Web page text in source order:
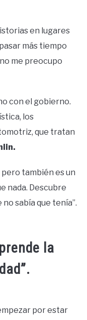
en lugares
más tiempo
me preocupo
con el gobierno.
los
que tratan
pero también es un
nada. Descubre
sabía que tenía”.
la
por estar